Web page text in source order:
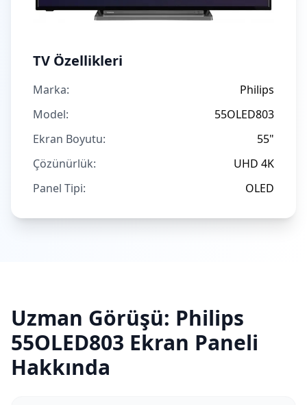
TV Özellikleri
Marka:
Philips
Model:
55OLED803
Ekran Boyutu:
55"
Çözünürlük:
UHD 4K
Panel Tipi:
OLED
Uzman Görüşü: Philips
55OLED803 Ekran Paneli
Hakkında